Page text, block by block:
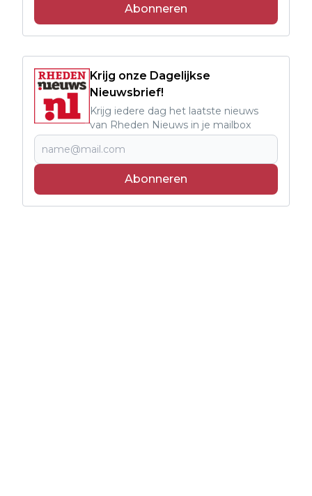
Abonneren
Krijg onze Dagelijkse
Nieuwsbrief!
Krijg iedere dag het laatste nieuws
van Rheden Nieuws in je mailbox
Abonneren